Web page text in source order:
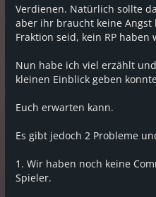
Verdienen. Natürlich sollte
aber ihr braucht keine
Fraktion seid, kein RP haben
Nun habe ich viel erzählt
kleinen Einblick geben
Euch erwarten kann.
Es gibt jedoch 2 Probleme
1. Wir haben noch keine
Spieler.